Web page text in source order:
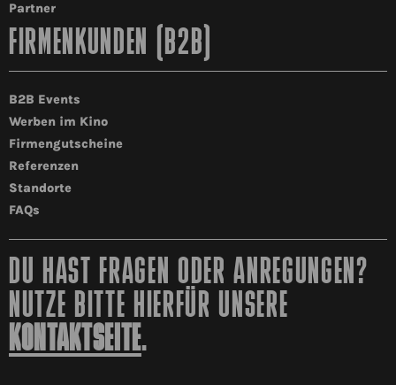
Partner
FIRMENKUNDEN (B2B)
B2B Events
Werben im Kino
Firmengutscheine
Referenzen
Standorte
FAQs
DU HAST FRAGEN ODER ANREGUNGEN?
NUTZE BITTE HIERFÜR UNSERE
KONTAKTSEITE.